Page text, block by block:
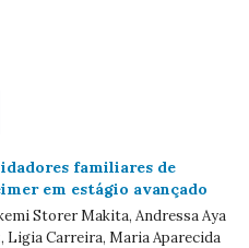
familiares de
em estágio avançado
Storer Makita, Andressa Aya
Ligia Carreira, Maria Aparecida